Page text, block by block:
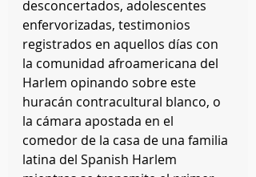
desconcertados, adolescentes
enfervorizadas, testimonios
registrados en aquellos días con
la comunidad afroamericana del
Harlem opinando sobre este
huracán contracultural blanco, o
la cámara apostada en el
comedor de la casa de una familia
latina del Spanish Harlem